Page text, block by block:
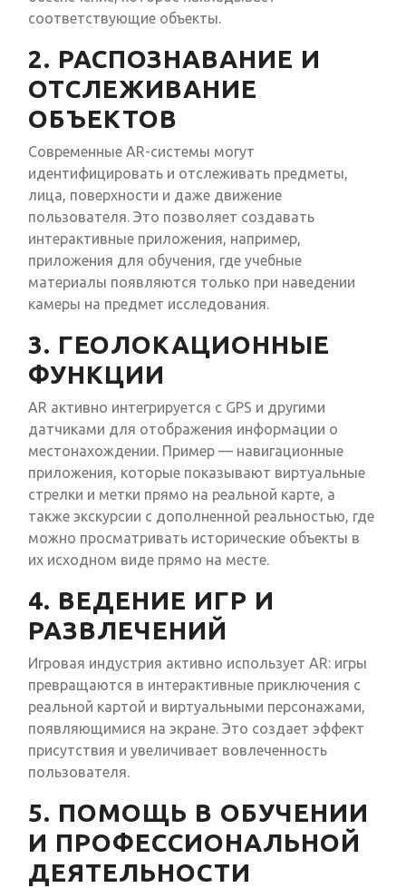
соответствующие объекты.
2. РАСПОЗНАВАНИЕ И
ОТСЛЕЖИВАНИЕ
ОБЪЕКТОВ
Современные AR-системы могут
идентифицировать и отслеживать предметы,
лица, поверхности и даже движение
пользователя. Это позволяет создавать
интерактивные приложения, например,
приложения для обучения, где учебные
материалы появляются только при наведении
камеры на предмет исследования.
3. ГЕОЛОКАЦИОННЫЕ
ФУНКЦИИ
AR активно интегрируется с GPS и другими
датчиками для отображения информации о
местонахождении. Пример — навигационные
приложения, которые показывают виртуальные
стрелки и метки прямо на реальной карте, а
также экскурсии с дополненной реальностью, где
можно просматривать исторические объекты в
их исходном виде прямо на месте.
4. ВЕДЕНИЕ ИГР И
РАЗВЛЕЧЕНИЙ
Игровая индустрия активно использует AR: игры
превращаются в интерактивные приключения с
реальной картой и виртуальными персонажами,
появляющимися на экране. Это создает эффект
присутствия и увеличивает вовлеченность
пользователя.
5. ПОМОЩЬ В ОБУЧЕНИИ
И ПРОФЕССИОНАЛЬНОЙ
ДЕЯТЕЛЬНОСТИ